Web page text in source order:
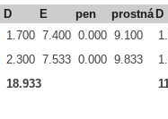
D E pen prostná D
1.700 7.400 0.000 9.100
2.300 7.533 0.000 9.833
18.933